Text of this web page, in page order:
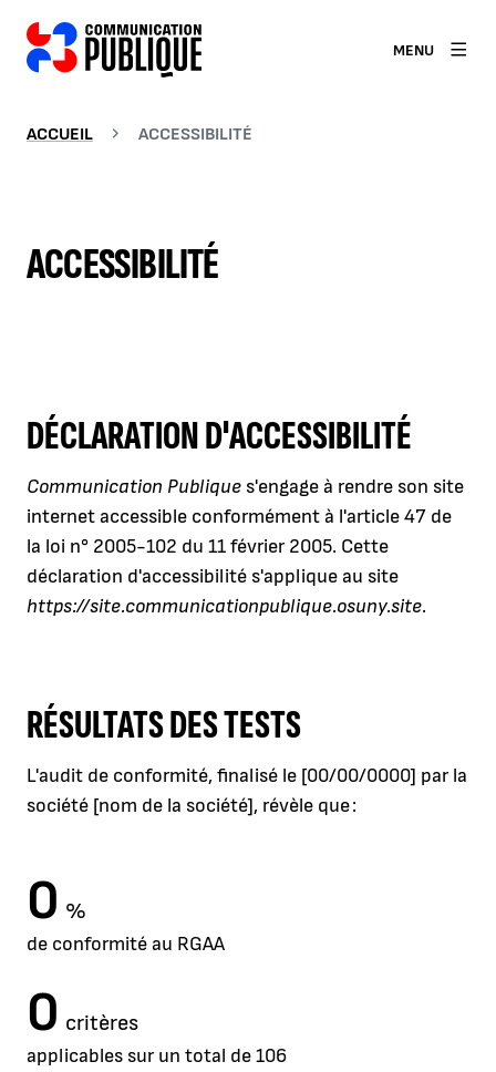
MENU
ACCUEIL ACCESSIBILITÉ
ACCESSIBILITÉ
DÉCLARATION D'ACCESSIBILITÉ
Communication Publique s'engage à rendre son site
internet accessible conformément à l'article 47 de
la loi n° 2005-102 du 11 février 2005. Cette
déclaration d'accessibilité s'applique au site
https://site.communicationpublique.osuny.site.
RÉSULTATS DES TESTS
L'audit de conformité, finalisé le [00/00/0000] par la
société [nom de la société], révèle que :
0 %
de conformité au RGAA
0 critères
applicables sur un total de 106